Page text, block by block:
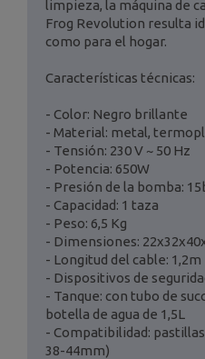
limpieza, la máquina de
Frog Revolution resulta
como para el hogar.
Características técnicas:
- Color: Negro brillante
- Material: metal,
- Tensión: 230 V ~ 50 Hz
- Potencia: 650W
- Presión de la bomba:
- Capacidad: 1 taza
- Peso: 6,5 Kg
- Dimensiones:
- Longitud del cable: 1,2m
- Dispositivos de
- Tanque: con tubo de
botella de agua de 1,5L
- Compatibilidad:
38-44mm)